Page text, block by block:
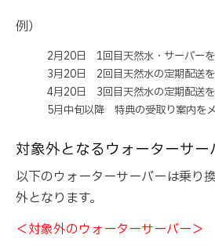
例）
2月20日 1回目天然水・サーバー
3月20日 2回目天然水の定期配送
4月20日 3回目天然水の定期配送
5月中旬以降 特典の受取り案内を
対象外となるウォーターサー
以下のウォーターサーバーは乗り
外となります。
＜対象外のウォーターサーバー＞